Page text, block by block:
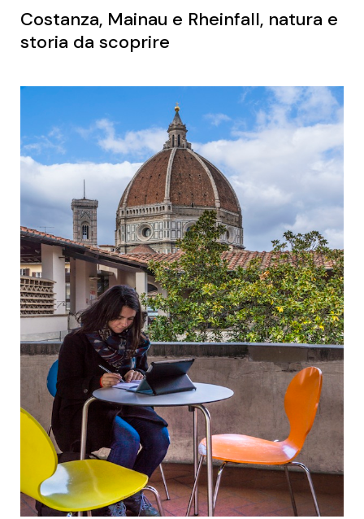
Costanza, Mainau e Rheinfall, natura e
storia da scoprire